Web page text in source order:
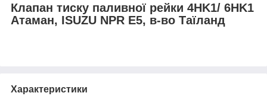
Клапан тиску паливної рейки 4HK1/ 6HK1
Атаман, ISUZU NPR E5, в-во Таїланд
Характеристики